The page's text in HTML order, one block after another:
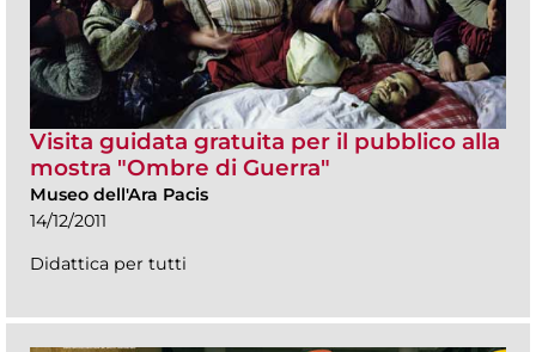
Visita guidata gratuita per il pubblico alla
mostra "Ombre di Guerra"
Museo dell'Ara Pacis
14/12/2011
Didattica per tutti